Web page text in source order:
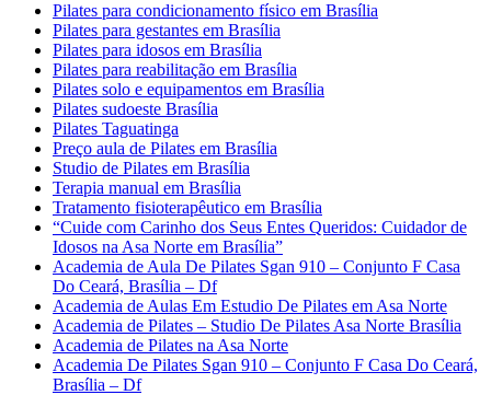
Pilates para condicionamento físico em Brasília
Pilates para gestantes em Brasília
Pilates para idosos em Brasília
Pilates para reabilitação em Brasília
Pilates solo e equipamentos em Brasília
Pilates sudoeste Brasília
Pilates Taguatinga
Preço aula de Pilates em Brasília
Studio de Pilates em Brasília
Terapia manual em Brasília
Tratamento fisioterapêutico em Brasília
“Cuide com Carinho dos Seus Entes Queridos: Cuidador de
Idosos na Asa Norte em Brasília”
Academia de Aula De Pilates Sgan 910 – Conjunto F Casa
Do Ceará, Brasília – Df
Academia de Aulas Em Estudio De Pilates em Asa Norte
Academia de Pilates – Studio De Pilates Asa Norte Brasília
Academia de Pilates na Asa Norte
Academia De Pilates Sgan 910 – Conjunto F Casa Do Ceará,
Brasília – Df